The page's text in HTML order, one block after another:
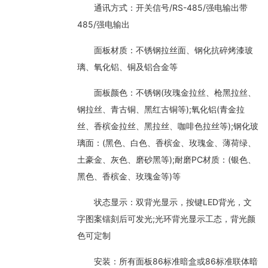
通讯方式：开关信号/RS-485/强电输出带
485/强电输出
面板材质：不锈钢拉丝面、钢化抗碎烤漆玻
璃、氧化铝、铜及铝合金等
面板颜色：不锈钢(玫瑰金拉丝、枪黑拉丝、
钢拉丝、青古铜、黑红古铜等);氧化铝(青金拉
丝、香槟金拉丝、黑拉丝、咖啡色拉丝等);钢化玻
璃面：(黑色、白色、香槟金、玫瑰金、薄荷绿、
土豪金、灰色、磨砂黑等);耐磨PC材质：(银色、
黑色、香槟金、玫瑰金等)等
状态显示：双背光显示，按键LED背光，文
字图案镭刻后可发光;光环背光显示工态，背光颜
色可定制
安装：所有面板86标准暗盒或86标准联体暗